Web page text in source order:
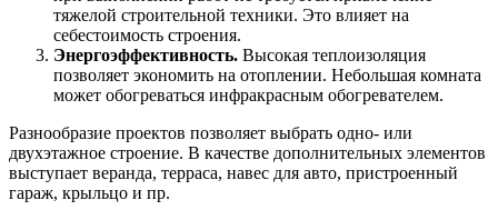
тяжелой строительной техники. Это влияет на
себестоимость строения.
Энергоэффективность. Высокая теплоизоляция
позволяет экономить на отоплении. Небольшая комната
может обогреваться инфракрасным обогревателем.
Разнообразие проектов позволяет выбрать одно- или
двухэтажное строение. В качестве дополнительных элементов
выступает веранда, терраса, навес для авто, пристроенный
гараж, крыльцо и пр.